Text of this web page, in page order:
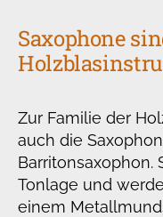
Saxophone
Zur Familie der
auch die
Barritonsaxophon.
Tonlage und
einem